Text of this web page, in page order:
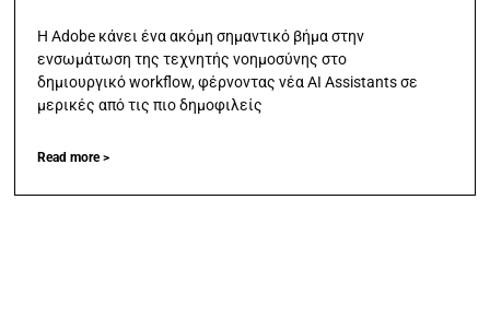
Η Adobe κάνει ένα ακόμη σημαντικό βήμα στην
ενσωμάτωση της τεχνητής νοημοσύνης στο
δημιουργικό workflow, φέρνοντας νέα AI Assistants σε
μερικές από τις πιο δημοφιλείς
Read more >